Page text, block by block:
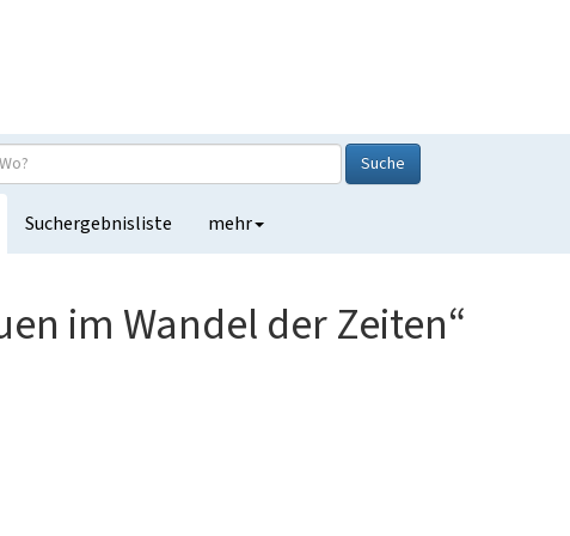
Suche
Suchergebnisliste mehr
im Wandel der Zeiten“